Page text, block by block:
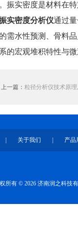
振实密度是材料在
实密度分析仪通过
需水性预测、骨料
的宏观堆积特性与
上一篇： 粒径分析仪技术原
关于我们 产品
所有 © 2026 济南润之科技